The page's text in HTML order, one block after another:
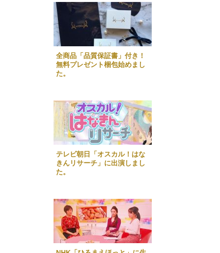
全商品「品質保証書」付き！
無料プレゼント梱包始めまし
た。
テレビ朝日「オスカル！はな
きんリサーチ」に出演しまし
た。